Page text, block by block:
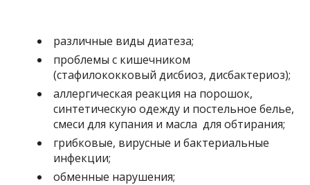
различные виды диатеза;
проблемы с кишечником
(стафилококковый дисбиоз, дисбактериоз);
аллергическая реакция на порошок,
синтетическую одежду и постельное белье,
смеси для купания и масла для обтирания;
грибковые, вирусные и бактериальные
инфекции;
обменные нарушения;